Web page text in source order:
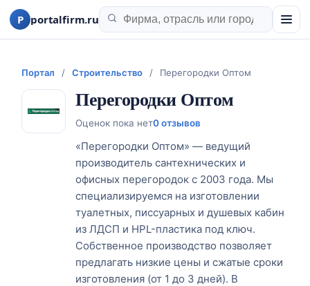
P portalfirm.ru
Портал / Строительство / Перегородки Оптом
Перегородки Оптом
Оценок пока нет0 отзывов
«Перегородки Оптом» — ведущий
производитель сантехнических и
офисных перегородок с 2003 года. Мы
специализируемся на изготовлении
туалетных, писсуарных и душевых кабин
из ЛДСП и HPL-пластика под ключ.
Собственное производство позволяет
предлагать низкие цены и сжатые сроки
изготовления (от 1 до 3 дней). В